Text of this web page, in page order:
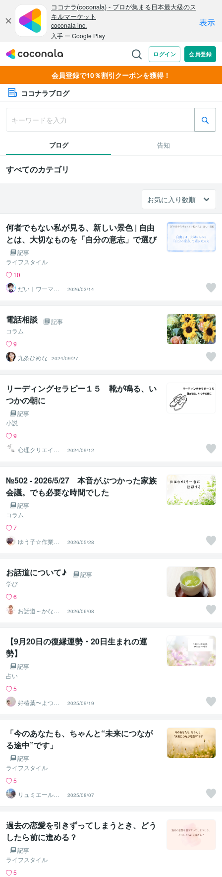
会員登録で10％割引クーポンを獲得！
ココナラブログ
ブログ 告知
すべてのカテゴリ
何者でもない私が見る、新しい景色 | 自由
とは、大切なものを「自分の意志」で選び
取る力
記事
ライフスタイル
10
だい｜ワーママ
専門｜0から見直
す本音人生
2026/03/14
電話相談
記事
コラム
9
九条ひめな
2024/09/27
リーディングセラピー１５ 靴が鳴る、い
つかの朝に
記事
小説
9
心理クリエイタ
ーHikarI
2024/09/12
№502 - 2026/5/27 本音がぶつかった家族
会議。でも必要な時間でした
記事
コラム
7
ゆう子☆作業療
法士＆ライフコ
ーチ
2026/05/28
お話道について♪
記事
学び
6
お話道～かな～k
ana～♪
2026/06/08
【9月20日の復縁運勢・20日生まれの運
勢】
記事
占い
5
好椿葉〜よつ
ば〜
2025/09/19
「今のあなたも、ちゃんと“未来につなが
る途中”です」
記事
ライフスタイル
5
リュミエールカ
ウンセリングル
ームRin
2025/08/07
過去の恋愛を引きずってしまうとき、どう
したら前に進める？
記事
ライフスタイル
5